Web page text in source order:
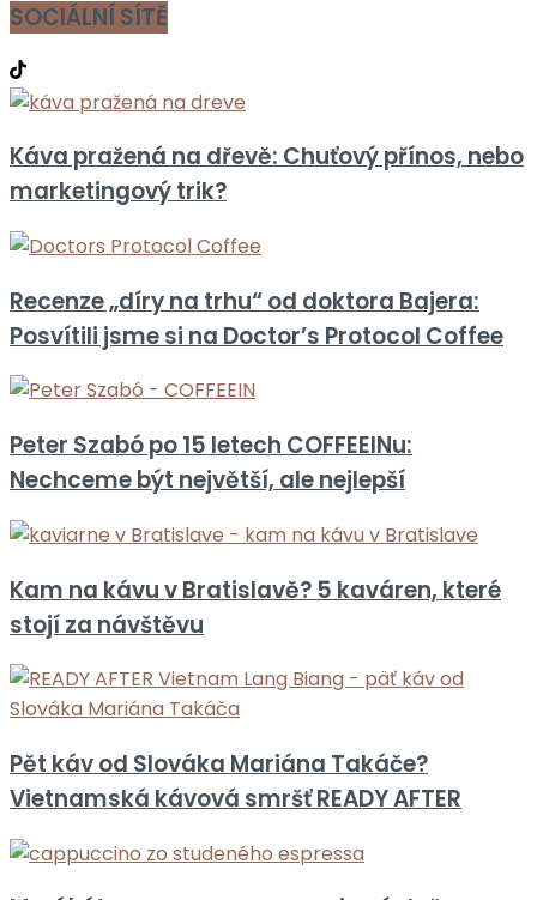
SOCIÁLNÍ SÍTĚ
Káva pražená na dřevě: Chuťový přínos, nebo
marketingový trik?
Recenze „díry na trhu“ od doktora Bajera:
Posvítili jsme si na Doctor’s Protocol Coffee
Peter Szabó po 15 letech COFFEEINu:
Nechceme být největší, ale nejlepší
Kam na kávu v Bratislavě? 5 kaváren, které
stojí za návštěvu
Pět káv od Slováka Mariána Takáče?
Vietnamská kávová smršť READY AFTER